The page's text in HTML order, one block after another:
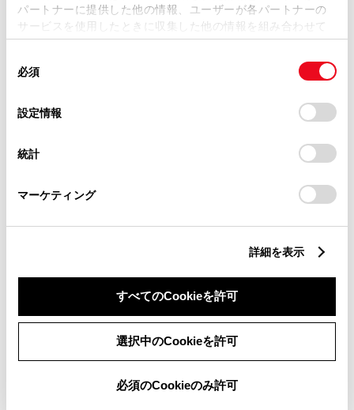
パートナーに提供した他の情報、ユーザーが各パートナーの
サービスを使用したときに収集した他の情報を組み合わせて
使用することがあります。当ウェブサイトの使用を続行する
デバイスにすべてのCookie(クッキー)が保存されることに同
意したことになります。Cookie(クッキー)のオプトアウト、
設定の変更、同意を撤回したりするにあたっては、当社の
「Cookie（クッキー）情報の取り扱いについて
」をご覧くだ
必須
設定情報
統計
マーケティング
詳細を表示
すべてのCookieを許可
選択中のCookieを許可
必須のCookieのみ許可
必須 丁目番地
任意 建物名